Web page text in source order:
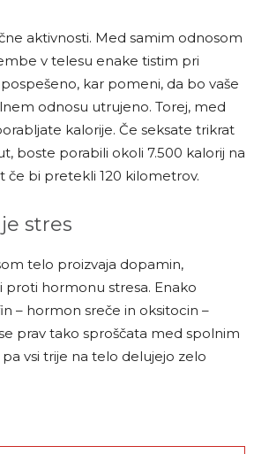
aktivnosti. Med samim odnosom
v telesu enake tistim pri
kar pomeni, da bo vaše
odnosu utrujeno. Torej, med
kalorije. Če seksate trikrat
boste porabili okoli 7.500 kalorij na
če bi pretekli 120 kilometrov.
stres
telo proizvaja dopamin,
proti hormonu stresa. Enako
– hormon sreče in oksitocin –
prav tako sproščata med spolnim
vsi trije na telo delujejo zelo